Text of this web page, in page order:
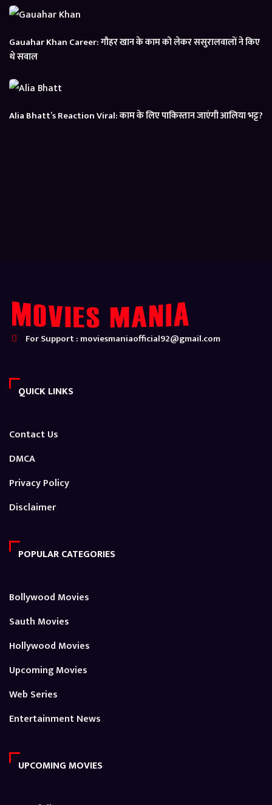
Gauahar Khan Career: गौहर खान के काम को लेकर ससुरालवालों ने किए
थे सवाल
Alia Bhatt’s Reaction Viral: काम के लिए पाकिस्तान जाएंगी आलिया भट्ट?
For Support : moviesmaniaofficial92@gmail.com
QUICK LINKS
Contact Us
DMCA
Privacy Policy
Disclaimer
POPULAR CATEGORIES
Bollywood Movies
Sauth Movies
Hollywood Movies
Upcoming Movies
Web Series
Entertainment News
UPCOMING MOVIES